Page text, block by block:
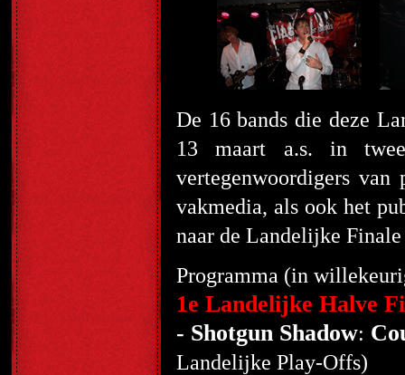
De 16 bands die deze
13 maart a.s. in
vertegenwoordigers van
vakmedia, als ook het
naar de Landelijke
Programma (in
1e Landelijke Halve
- Shotgun Shadow:
Landelijke Play-Offs)